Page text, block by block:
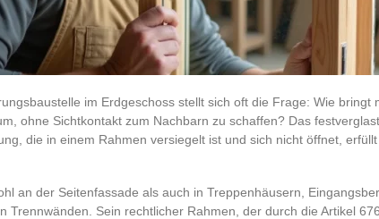
im Erdgeschoss stellt sich oft die Frage: Wie bringt
ohne Sichtkontakt zum Nachbarn zu schaffen? Das
die in einem Rahmen versiegelt ist und sich nicht öffnet,
an der Seitenfassade als auch in Treppenhäusern,
Trennwänden. Sein rechtlicher Rahmen, der durch die Artikel